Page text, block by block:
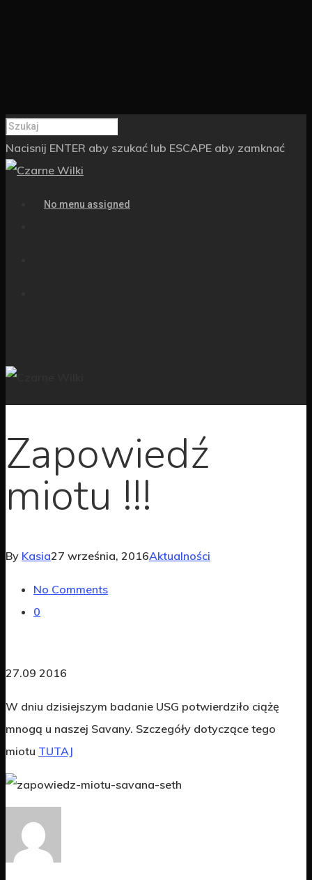
Nacisnij ENTER aby szukać lub ESCAPE aby zamknać
No menu assigned
Zapowiedź
miotu !!!
By Kasia27 września, 2016Aktualności
No Comments
0
27.09 2016
W dniu dzisiejszym badanie USG potwierdziło ciążę
mnogą u naszej Savany. Szczegóły dotyczące tego
miotu TUTAJ